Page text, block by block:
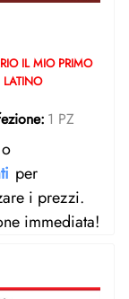
IL MIO PRIMO
LATINO
1 PZ
o
per
i prezzi.
immediata!